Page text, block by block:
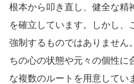
根本から叩き直し、健全な精
を確立しています。しかし、
強制するものではありません
ちの心の状態や元々の個性に
な複数のルートを用意してい